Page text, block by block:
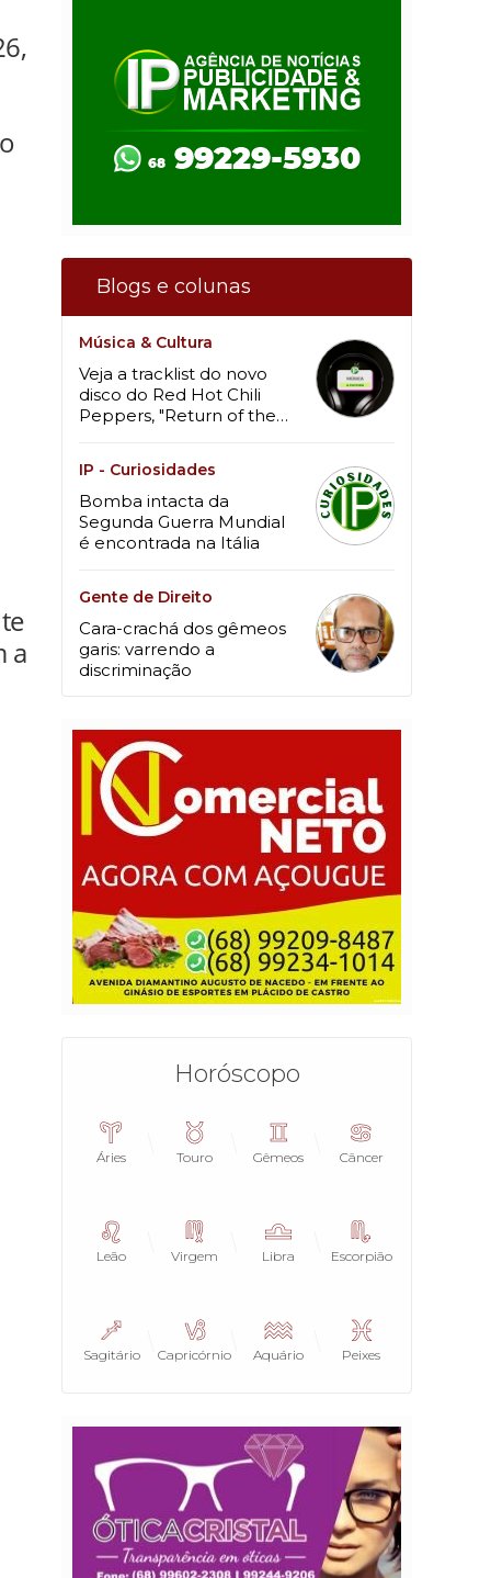
a
Blogs e colunas
Música & Cultura
Veja a tracklist do novo
disco do Red Hot Chili
Peppers, "Return of the
IP - Curiosidades
Bomba intacta da
Segunda Guerra Mundial
é encontrada na Itália
Gente de Direito
Cara-crachá dos gêmeos
garis: varrendo a
discriminação
Horóscopo
Áries Touro Gêmeos Câncer
Leão Virgem Libra Escorpião
Sagitário Capricórnio Aquário Peixes